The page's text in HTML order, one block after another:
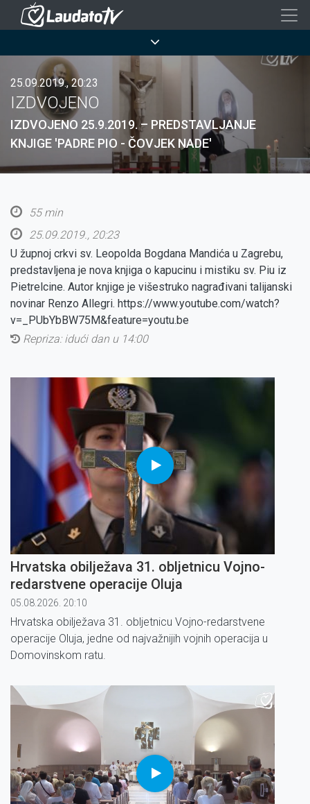
Skoči
sadržaj
25.09.2019., 20:23
IZDVOJENO
IZDVOJENO 25.9.2019. – PREDSTAVLJANJE
KNJIGE 'PADRE PIO - ČOVJEK NADE'
55 min
25.09.2019., 20:23
U župnoj crkvi sv. Leopolda Bogdana Mandića u Zagrebu,
predstavljena je nova knjiga o kapucinu i mistiku sv. Piu iz
Pietrelcine. Autor knjige je višestruko nagrađivani talijanski
novinar Renzo Allegri. https://www.youtube.com/watch?
v=_PUbYbBW75M&feature=youtu.be
Repriza: idući dan u 14:00
Hrvatska obilježava 31. obljetnicu Vojno-
redarstvene operacije Oluja
05.08.2026. 20:10
Hrvatska obilježava 31. obljetnicu Vojno-redarstvene
operacije Oluja, jedne od najvažnijih vojnih operacija u
Domovinskom ratu.